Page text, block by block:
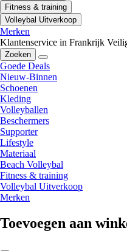
Fitness & training
Volleybal Uitverkoop
Merken
Klantenservice in Frankrijk
Zoeken
Goede Deals
Nieuw-Binnen
Schoenen
Kleding
Volleyballen
Beschermers
Supporter
Lifestyle
Materiaal
Beach Volleybal
Fitness & training
Volleybal Uitverkoop
Merken
Toevoegen aan